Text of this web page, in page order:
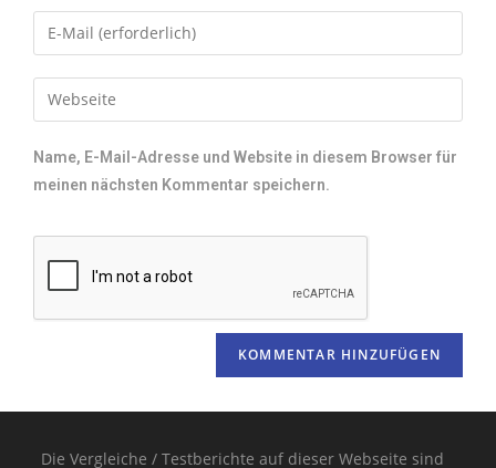
Name, E-Mail-Adresse und Website in diesem Browser für
meinen nächsten Kommentar speichern.
Die Vergleiche / Testberichte auf dieser Webseite sind